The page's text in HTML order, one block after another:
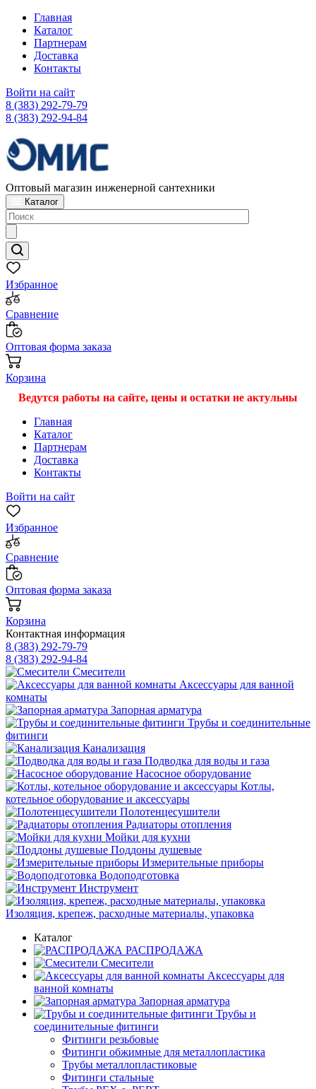
Главная
Каталог
Партнерам
Доставка
Контакты
Войти на сайт
8 (383) 292-79-79
8 (383) 292-94-84
Оптовый магазин инженерной сантехники
Каталог
Избранное
Сравнение
Оптовая форма заказа
Корзина
Ведутся работы на сайте, цены и остатки не актульны
Главная
Каталог
Партнерам
Доставка
Контакты
Войти на сайт
Избранное
Сравнение
Оптовая форма заказа
Корзина
Контактная информация
8 (383) 292-79-79
8 (383) 292-94-84
Смесители
Аксессуары для ванной
комнаты
Запорная арматура
Трубы и соединительные
фитинги
Канализация
Подводка для воды и газа
Насосное оборудование
Котлы,
котельное оборудование и аксессуары
Полотенцесушители
Радиаторы отопления
Мойки для кухни
Поддоны душевые
Измерительные приборы
Водоподготовка
Инструмент
Изоляция, крепеж, расходные материалы, упаковка
Каталог
РАСПРОДАЖА
Смесители
Аксессуары для
ванной комнаты
Запорная арматура
Трубы и
соединительные фитинги
Фитинги резьбовые
Фитинги обжимные для металлопластика
Трубы металлопластиковые
Фитинги стальные